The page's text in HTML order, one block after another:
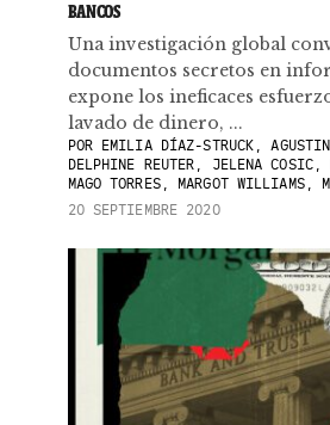
BANCOS
Una investigación global
documentos secretos en
expone los ineficaces
lavado de dinero, ...
POREMILIA DÍAZ-STRUCK, AGUSTIN
DELPHINE REUTER, JELENA COSIC,
MAGO TORRES, MARGOT WILLIAMS,
20 SEPTIEMBRE 2020